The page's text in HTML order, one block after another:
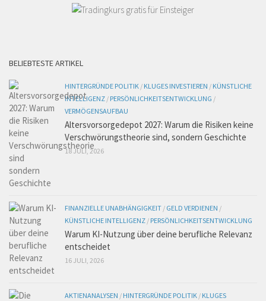
BELIEBTESTE ARTIKEL
HINTERGRÜNDE POLITIK / KLUGES INVESTIEREN / KÜNSTLICHE
INTELLIGENZ / PERSÖNLICHKEITSENTWICKLUNG /
VERMÖGENSAUFBAU
Altersvorsorgedepot 2027: Warum die Risiken keine
Verschwörungstheorie sind, sondern Geschichte
18 JULI, 2026
FINANZIELLE UNABHÄNGIGKEIT / GELD VERDIENEN /
KÜNSTLICHE INTELLIGENZ / PERSÖNLICHKEITSENTWICKLUNG
Warum KI-Nutzung über deine berufliche Relevanz
entscheidet
16 JULI, 2026
AKTIENANALYSEN / HINTERGRÜNDE POLITIK / KLUGES